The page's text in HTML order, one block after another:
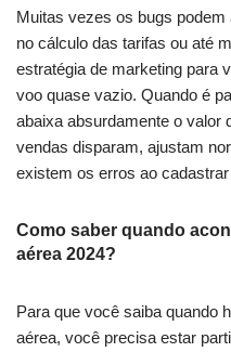
Muitas vezes os bugs
no cálculo das tarifas ou até
estratégia de marketing para
voo quase vazio. Quando é
abaixa absurdamente o valor
vendas disparam, ajustam
existem os erros ao
Como saber quando
aérea 2024?
Para que você saiba quando
aérea, você precisa estar